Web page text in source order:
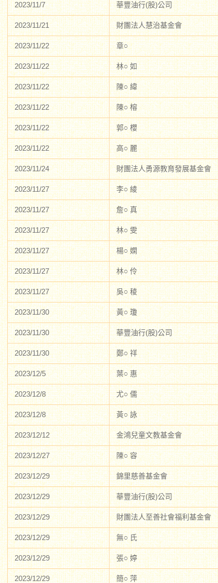
2023/11/7 華豐油行(股)公司
2023/11/21 財團法人慧治基金會
2023/11/22 章○
2023/11/22 林○ 如
2023/11/22 陳○ 緯
2023/11/22 陳○ 榕
2023/11/22 郭○ 櫻
2023/11/22 高○ 麗
2023/11/24 財團法人勇源教育發展基金會
2023/11/27 李○ 綾
2023/11/27 詹○ 真
2023/11/27 林○ 雯
2023/11/27 楊○ 嫻
2023/11/27 林○ 伶
2023/11/27 吳○ 稜
2023/11/30 黃○ 瓊
2023/11/30 華豐油行(股)公司
2023/11/30 鄭○ 祥
2023/12/5 葉○ 惠
2023/12/8 尤○ 儒
2023/12/8 黃○ 詠
2023/12/12 金鴻兒童文教基金會
2023/12/27 陳○ 容
2023/12/29 錦里慈善基金會
2023/12/29 華豐油行(股)公司
2023/12/29 財團法人至善社會福利基金會
2023/12/29 無○ 氏
2023/12/29 張○ 婷
2023/12/29 簡○ 萍